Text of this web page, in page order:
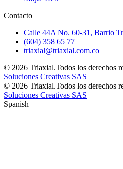
Contacto
Calle 44A No. 60-31, Barrio
(604) 358 65 77
triaxial@triaxial.com.co
© 2026 Triaxial.Todos los derechos
Soluciones Creativas SAS
© 2026 Triaxial.Todos los derechos
Soluciones Creativas SAS
Spanish